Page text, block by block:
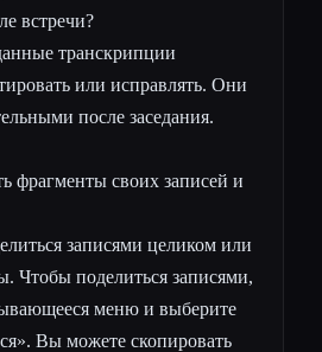
встречи?
транскрипции
или исправлять. Они
после заседания.
фрагменты своих записей и
записями целиком или
Чтобы поделиться записями,
меню и выберите
Вы можете скопировать